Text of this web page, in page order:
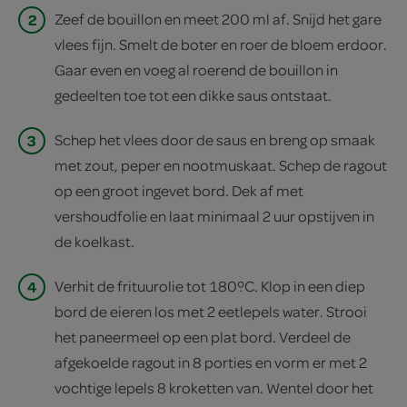
2
Zeef de bouillon en meet 200 ml af. Snijd het gare
vlees fijn. Smelt de boter en roer de bloem erdoor.
Gaar even en voeg al roerend de bouillon in
gedeelten toe tot een dikke saus ontstaat.
3
Schep het vlees door de saus en breng op smaak
met zout, peper en nootmuskaat. Schep de ragout
op een groot ingevet bord. Dek af met
vershoudfolie en laat minimaal 2 uur opstijven in
de koelkast.
4
Verhit de frituurolie tot 180ºC. Klop in een diep
bord de eieren los met 2 eetlepels water. Strooi
het paneermeel op een plat bord. Verdeel de
afgekoelde ragout in 8 porties en vorm er met 2
vochtige lepels 8 kroketten van. Wentel door het